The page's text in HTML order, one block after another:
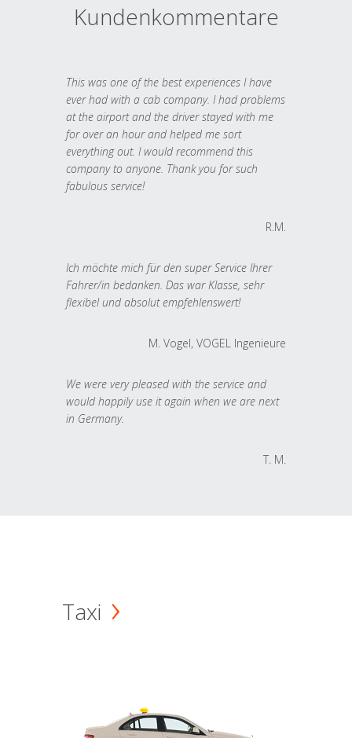
Kundenkommentare
This was one of the best experiences I have
ever had with a cab company. I had problems
at the airport and the driver stayed with me
for over an hour and helped me sort
everything out. I would recommend this
company to anyone. Thank you for such
fabulous service!
R.M.
Ich möchte mich für den super Service Ihrer
Fahrer/in bedanken. Das war Klasse, sehr
flexibel und absolut empfehlenswert!
M. Vogel, VOGEL Ingenieure
We were very pleased with the service and
would happily use it again when we are next
in Germany.
T. M.
Taxi